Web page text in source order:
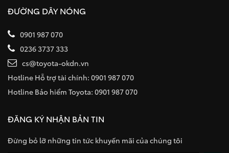
ĐƯỜNG DÂY NÓNG
0901 987 070
0236 3737 333
cs@toyota-okdn.vn
Hotline Hỗ trợ tài chính: 0901 987 070
Hotline Bảo hiểm Toyota: 0901 987 070
ĐĂNG KÝ NHẬN BẢN TIN
Đừng bỏ lỡ những tin tức khuyến mãi của chúng tôi